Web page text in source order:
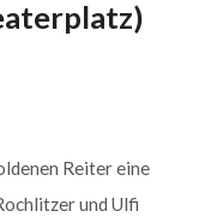
Reiter eine
und Ulfi